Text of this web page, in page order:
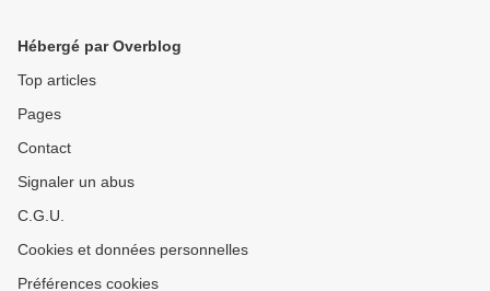
Hébergé par Overblog
Top articles
Pages
Contact
Signaler un abus
C.G.U.
Cookies et données personnelles
Préférences cookies